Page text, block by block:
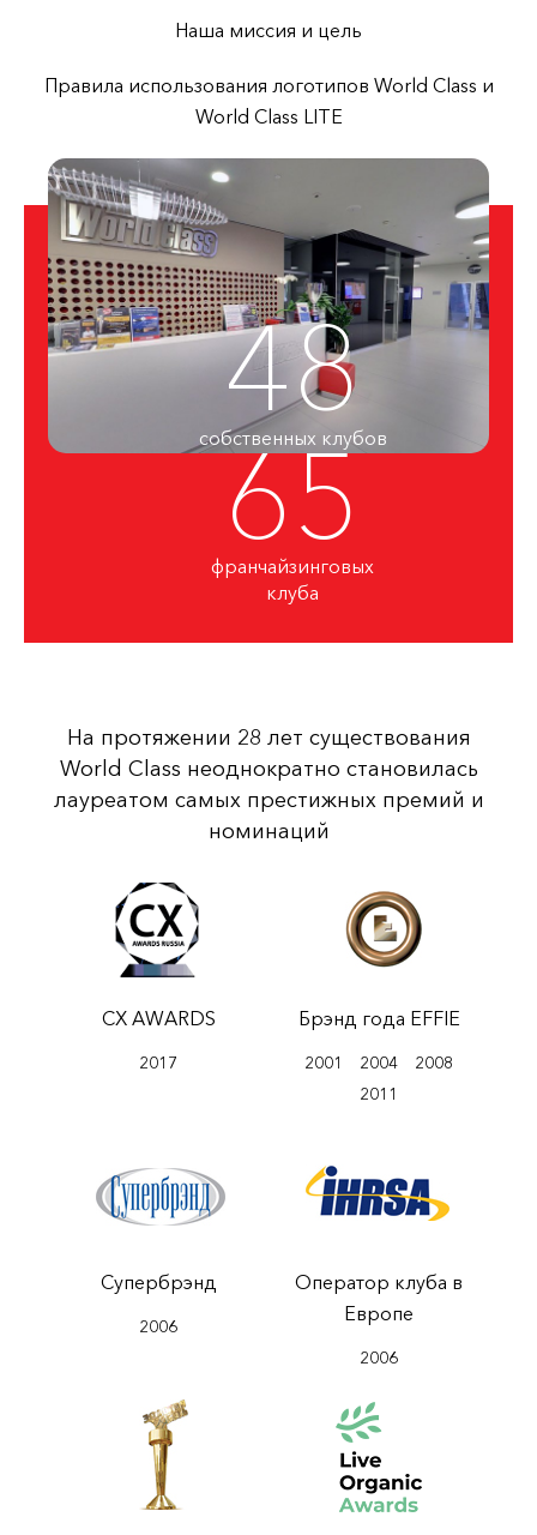
Наша миссия и цель
Правила использования логотипов World Class и
World Class LITE
48
собственных клубов
65
франчайзинговых
клуба
На протяжении 28 лет существования
World Class неоднократно становилась
лауреатом самых престижных премий и
номинаций
CX AWARDS
2017
Брэнд года EFFIE
2001 2004
2008
2011
Супербрэнд
2006
Оператор клуба в
Европе
2006